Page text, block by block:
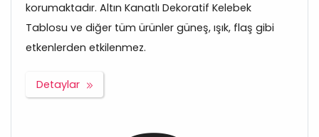
korumaktadır. Altın Kanatlı Dekoratif Kelebek
Tablosu ve diğer tüm ürünler güneş, ışık, flaş gibi
etkenlerden etkilenmez.
Detaylar